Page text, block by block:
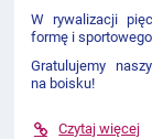
W rywalizacji
formę i
Gratulujemy
na boisku!
Czytaj więcej